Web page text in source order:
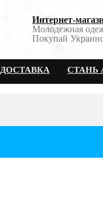
Интернет-
Молодежная
Покупай
ДОСТАВКА СТАНЬ